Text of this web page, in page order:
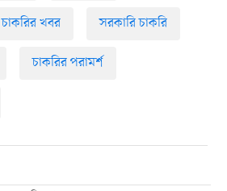
চাকরির খবর সরকারি চাকরি
চাকরির পরামর্শ